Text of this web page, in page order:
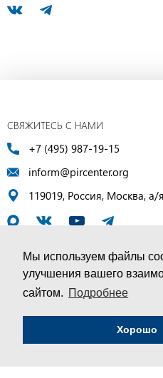
Мы используем файлы
улучшения вашего
сайтом. Подробнее
Хорошо
СВЯЖИТЕСЬ С НАМИ
+7 (495) 987-19-15
inform@pircenter.org
119019, Россия, Москва, а/
© ПИР-Центр, 1994–2025 | Все
Соглашение об обработке
Политика